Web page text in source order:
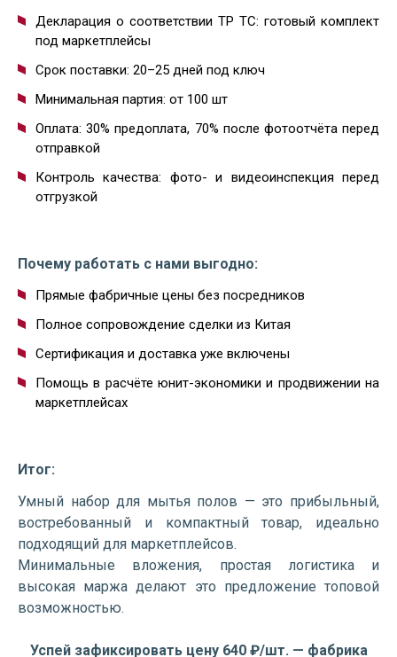
Декларация о соответствии ТР ТС: готовый комплект
под маркетплейсы
Срок поставки: 20–25 дней под ключ
Минимальная партия: от 100 шт
Оплата: 30% предоплата, 70% после фотоотчёта перед
отправкой
Контроль качества: фото- и видеоинспекция перед
отгрузкой
Почему работать с нами выгодно:
Прямые фабричные цены без посредников
Полное сопровождение сделки из Китая
Сертификация и доставка уже включены
Помощь в расчёте юнит-экономики и продвижении на
маркетплейсах
Итог:
Умный набор для мытья полов — это прибыльный,
востребованный и компактный товар, идеально
подходящий для маркетплейсов.
Минимальные вложения, простая логистика и
высокая маржа делают это предложение топовой
возможностью.
Успей зафиксировать цену 640 ₽/шт. — фабрика